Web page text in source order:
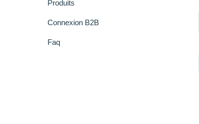
Produits
Connexion B2B
Faq